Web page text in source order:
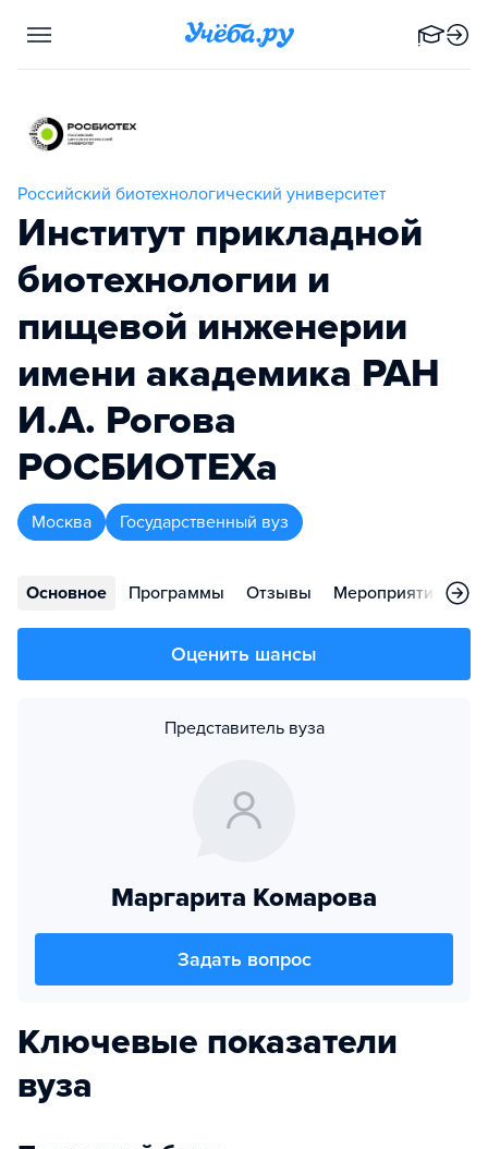
Российский биотехнологический университет
Институт прикладной
биотехнологии и
пищевой инженерии
имени академика РАН
И.А. Рогова
РОСБИОТЕХа
Москва Государственный вуз
Основное Программы Отзывы Мероприятия
Оценить шансы
Представитель вуза
Маргарита Комарова
Задать вопрос
Ключевые показатели
вуза